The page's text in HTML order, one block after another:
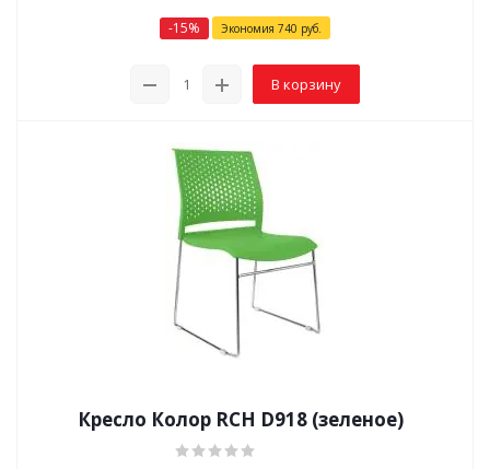
-15% Экономия 740 руб.
В корзину
Кресло Колор RCH D918 (зеленое)